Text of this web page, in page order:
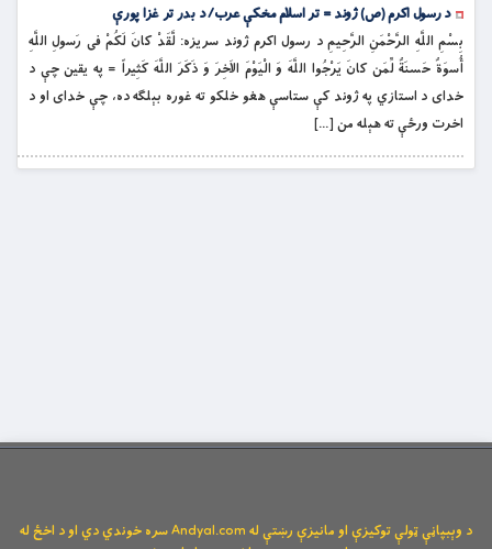
د رسول اکرم (ص) ژوند = تر اسلام مخکې عرب/ د بدر تر غزا پورې
بِسْمِ اللَّهِ الرَّحْمَنِ الرَّحِيمِ د رسول اکرم ژوند سریزه: لَّقَدْ كانَ لَكُمْ فى رَسولِ اللَّهِ
أُسوَةٌ حَسنَةٌ لِّمَن كانَ يَرْجُوا اللَّهَ وَ الْيَوْمَ الاَخِرَ وَ ذَكَرَ اللَّهَ کَثِيراً = په يقين چې د
خداى د استازي په ژوند كې ستاسې هغو خلكو ته غوره بېلګه ده، چې خداى او د
اخرت ورځې ته هېله من […]
د وېبپاڼې ټولې توکیزې او مانیزې رښتې له Andyal.com سره خوندي دي او د اخځ له